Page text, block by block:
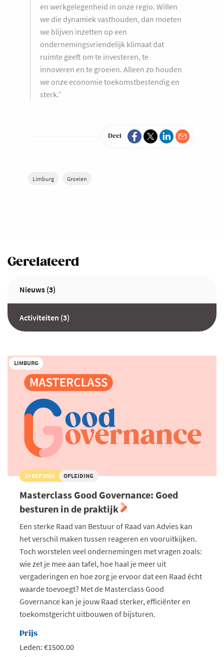
en werkgelegenheid in onze regio. Willen
we die dynamiek vasthouden, dan moeten
we blijven inzetten op een
ondernemingsvriendelijk klimaat dat
ruimte geeft om te investeren, te
innoveren en te groeien. Alleen zo houden
we onze economie toekomstbestendig en
sterk.”
Deel
Limburg Groeien
Gerelateerd
Nieuws (3)
Activiteiten (3)
LIMBURG
29 SEP 2026 OPLEIDING
Masterclass Good Governance: Goed
besturen in de praktijk
Een sterke Raad van Bestuur of Raad van Advies kan
het verschil maken tussen reageren en vooruitkijken.
Toch worstelen veel ondernemingen met vragen zoals:
wie zet je mee aan tafel, hoe haal je meer uit
vergaderingen en hoe zorg je ervoor dat een Raad écht
waarde toevoegt? Met de Masterclass Good
Governance kan je jouw Raad sterker, efficiënter en
toekomstgericht uitbouwen of bijsturen.
Prijs
Leden: €1500.00